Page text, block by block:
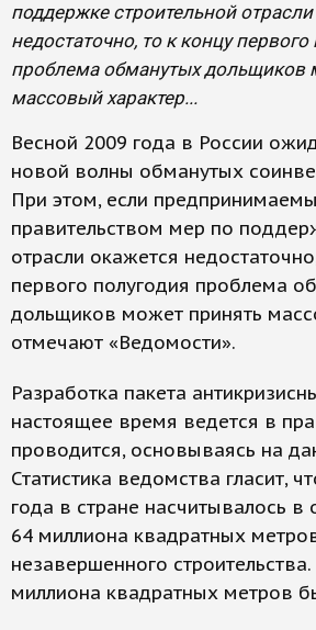
поддержке строительной
недостаточно, то к концу первого
проблема обманутых дольщиков
массовый характер...
Весной 2009 года в России
новой волны обманутых
При этом, если
правительством мер по
отрасли окажется
первого полугодия проблема
дольщиков может принять
отмечают «Ведомости».
Разработка пакета
настоящее время ведется в
проводится, основываясь на
Статистика ведомства гласит,
года в стране насчитывалось
64 миллиона квадратных
незавершенного
миллиона квадратных метров